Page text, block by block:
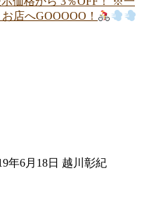
店へGOOOOO！
年6月18日 越川彰紀